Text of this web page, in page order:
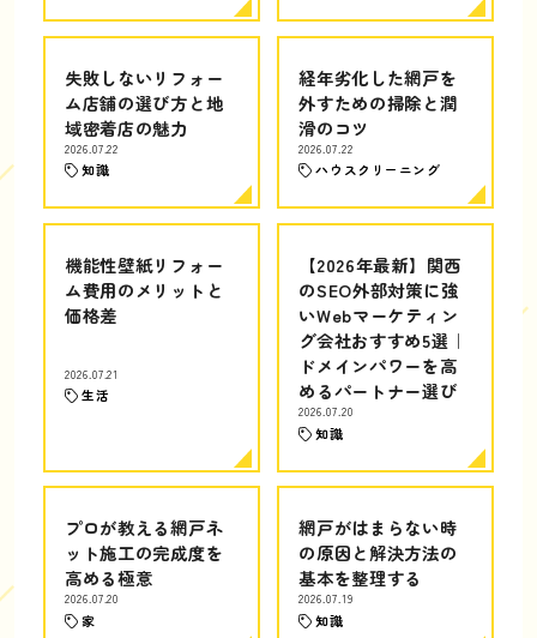
失敗しないリフォー
ム店舗の選び方と地
域密着店の魅力
2026.07.22
知識
経年劣化した網戸を
外すための掃除と潤
滑のコツ
2026.07.22
ハウスクリーニング
機能性壁紙リフォー
ム費用のメリットと
価格差
2026.07.21
生活
【2026年最新】関西
のSEO外部対策に強
いWebマーケティン
グ会社おすすめ5選｜
ドメインパワーを高
めるパートナー選び
2026.07.20
知識
プロが教える網戸ネ
ット施工の完成度を
高める極意
2026.07.20
家
網戸がはまらない時
の原因と解決方法の
基本を整理する
2026.07.19
知識